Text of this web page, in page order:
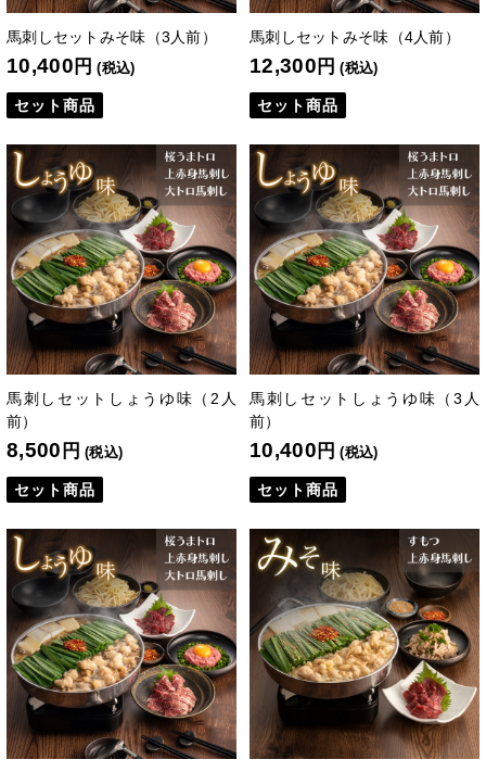
馬刺しセットみそ味（3人前）
10,400 円 (税込)
セット商品
馬刺しセットみそ味（4人前）
12,300 円 (税込)
セット商品
馬刺しセットしょうゆ味（2人
前）
8,500 円 (税込)
セット商品
馬刺しセットしょうゆ味（3人
前）
10,400 円 (税込)
セット商品